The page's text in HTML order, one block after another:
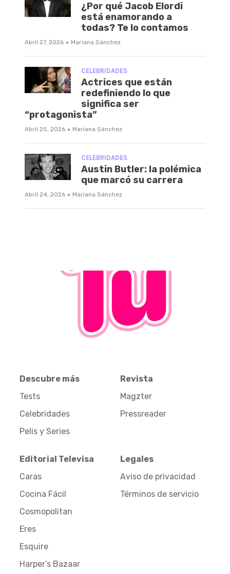
¿Por qué Jacob Elordi
está enamorando a
todas? Te lo contamos
Abril 27, 2026 · Mariana Sánchez
CELEBRIDADES
Actrices que están
redefiniendo lo que
significa ser
“protagonista”
Abril 25, 2026 · Mariana Sánchez
CELEBRIDADES
Austin Butler: la polémica
que marcó su carrera
Abril 24, 2026 · Mariana Sánchez
Descubre más
Tests
Celebridades
Pelis y Series
Revista
Magzter
Pressreader
Editorial Televisa
Caras
Cocina Fácil
Cosmopolitan
Eres
Esquire
Harper’s Bazaar
Legales
Aviso de privacidad
Términos de servicio